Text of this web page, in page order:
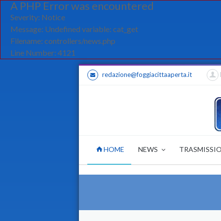
A PHP Error was encountered
Severity: Notice
Message: Undefined variable: cat_get
Filename: controllers/news.php
Line Number: 4121
redazione@foggiacittaaperta.it
HOME NEWS